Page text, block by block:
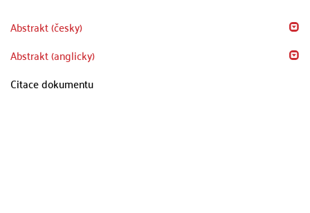
Abstrakt (česky)
Abstrakt (anglicky)
Citace dokumentu